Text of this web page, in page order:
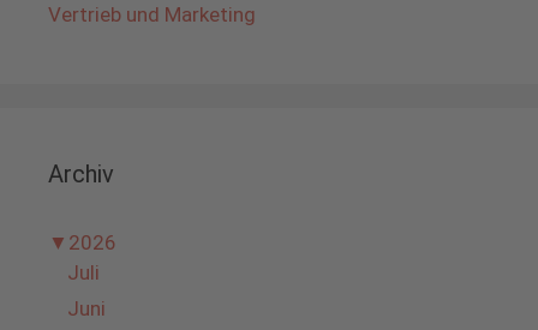
Vertrieb und Marketing
Archiv
▼ 2026
Juli
Juni